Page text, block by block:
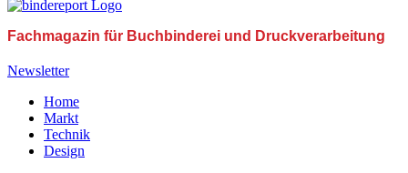
Fachmagazin für Buchbinderei und Druckverarbeitung
Newsletter
Home
Markt
Technik
Design